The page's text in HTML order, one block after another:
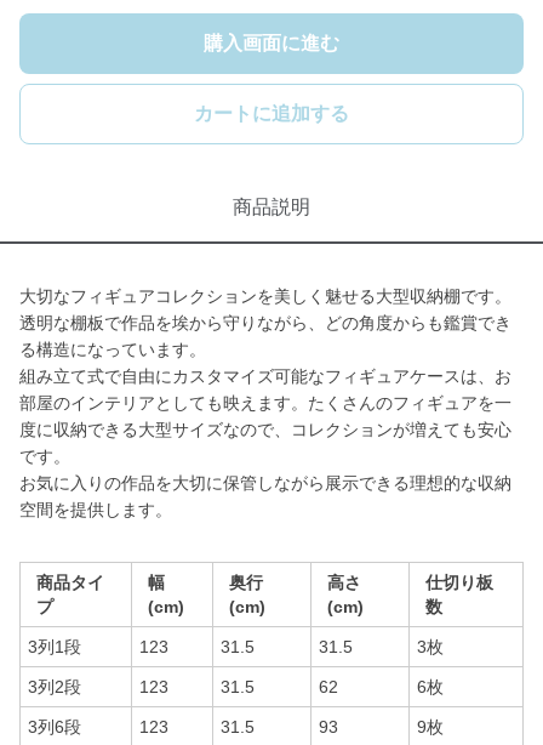
購入画面に進む
カートに追加する
商品説明
大切なフィギュアコレクションを美しく魅せる大型収納棚です。
透明な棚板で作品を埃から守りながら、どの角度からも鑑賞でき
る構造になっています。
組み立て式で自由にカスタマイズ可能なフィギュアケースは、お
部屋のインテリアとしても映えます。たくさんのフィギュアを一
度に収納できる大型サイズなので、コレクションが増えても安心
です。
お気に入りの作品を大切に保管しながら展示できる理想的な収納
空間を提供します。
商品タイ
プ
幅
(cm)
奥行
(cm)
高さ
(cm)
仕切り板
数
3列1段 123 31.5 31.5 3枚
3列2段 123 31.5 62 6枚
3列6段 123 31.5 93 9枚